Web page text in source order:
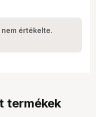
értékelte.
termékek